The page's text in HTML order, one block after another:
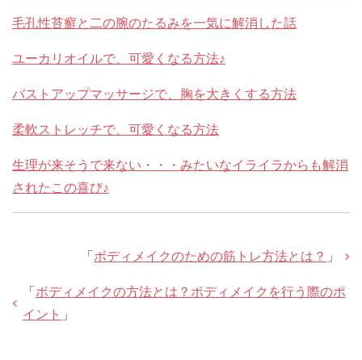
毛孔性苔癬と二の腕のたるみを一気に解消した話
ユーカリオイルで、可愛くなる方法♪
バストアップマッサージで、胸を大きくする方法
柔軟ストレッチで、可愛くなる方法
生理が来そうで来ない・・・みたいなイライラからも解消
されたこの喜び♪
「 ボディメイクのための筋トレ方法とは？ 」
「 ボディメイクの方法とは？ボディメイクを行う際のポ
イント 」